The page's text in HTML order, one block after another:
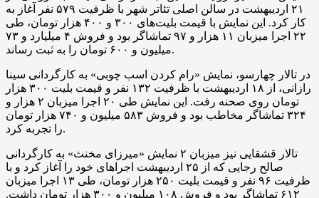
۲۱ اردیبهشت در سالن اصلی تئاتر شهر با ظرفیت ۵۷۹ نفر آغاز به
کار کرد. این نمایش با قیمت بلیت‌های ۳۰۰ و ۴۰۰ هزار تومان، طی
۲۲ اجرا میزبان ۱۱ هزار و ۹۷ تماشاگر بود و فروش ۴ میلیارد و ۷۳
میلیون و ۶۰۰ تومان را به ثبت رساند.
در تالار چهارسو، نمایش «رام کردن اسب چوبی» به کارگردانی سینا
رازانی، از ۱۸ اردیبهشت با ظرفیت ۱۳۲ نفر و قیمت بلیت ۳۰۰ هزار
تومان روی صحنه رفت. این نمایش طی ۲۰ اجرا میزبان ۲ هزار و
۳۲۴ تماشاگر مخاطب بود و فروش ۵۸۳ میلیون و ۷۴۰ هزار تومان
را تجربه کرد.
تالار قشقایی نیز میزبان ۲ نمایش «میرزای مخنث» به کارگردانی
صالح رجایی که از ۲۵ اردیبهشت اجراهای خود را آغاز کرد و با
ظرفیت ۹۶ نفر و قیمت بلیت ۲۵۰ هزار تومان، طی ۱۳ اجرا میزبان
۶۱۲ تماشاگر بود و فروش ۱۰۸ میلیون و ۳۰۰ هزار تومان داشت.